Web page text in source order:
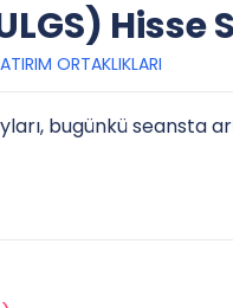
Hisse
ORTAKLIKLARI
bugünkü seansta